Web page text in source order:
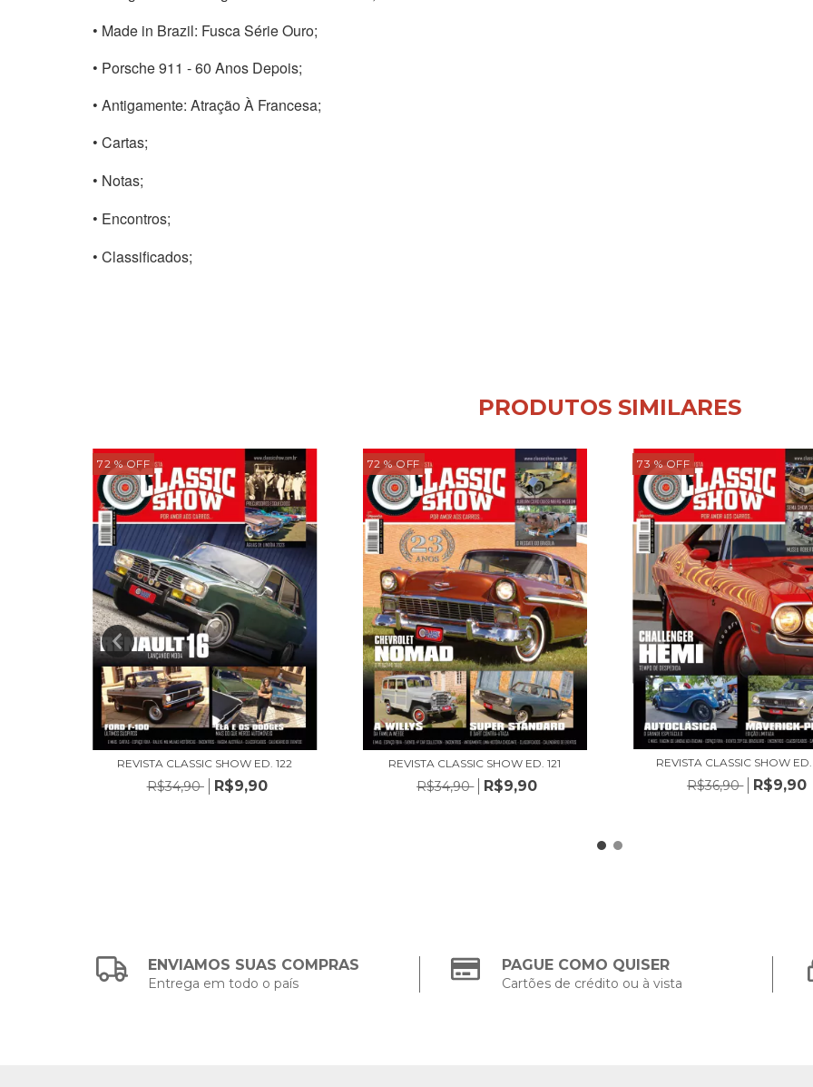
• Made in Brazil: Fusca Série Ouro;
• Porsche 911 - 60 Anos Depois;
• Antigamente: Atração À Francesa;
• Cartas;
• Notas;
• Encontros;
• Classificados;
PRODUTOS SIMILARES
72% OFF
REVISTA CLASSIC SHOW ED. 122
R$34,90 R$9,90
72% OFF
REVISTA CLASSIC SHOW ED. 121
R$34,90 R$9,90
73% OFF
REVISTA CLASSIC SHOW
R$36,90 R$9,90
ENVIAMOS SUAS COMPRAS
Entrega em todo o país
PAGUE COMO QUISER
Cartões de crédito ou à vista